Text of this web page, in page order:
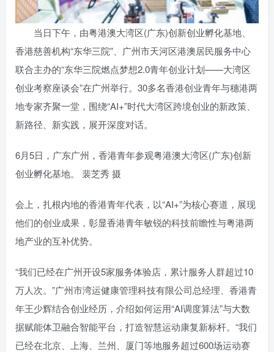
当日下午，由粤港澳大湾区(广东)创新创业孵化基地、
香港慈善机构“东华三院”、广州市天河区港澳居民服务中心
联合主办的“东华三院燃点梦想2.0青年创业计划——大湾区
创业考察座谈会”在广州举行。30多名香港创业青年与穗港两
地专家齐聚一堂，围绕“AI+”时代大湾区跨境创业的新政策、
新路径、新实践，展开深度对话。
6月5日，广东广州，香港青年参观粤港澳大湾区(广东)创新
创业孵化基地。 裴芝秀 摄
会上，扎根内地的香港青年代表，以“AI+”为核心赛道，展现
他们的创业成果，彰显香港青年敏锐的科技前瞻性与粤港两
地产业的互补优势。
“我们已经在广州开设5家服务体验店，累计服务人群超过10
万人次。”广州市湾运健康管理科技有限公司总经理、香港青
年王少辉结合创业经历，介绍如何运用“AI调度算法”与大数
据赋能体卫融合智能平台，打造智慧运动康复新标杆。“我们
已经在北京、上海、兰州、厦门等地服务超过600场运动赛